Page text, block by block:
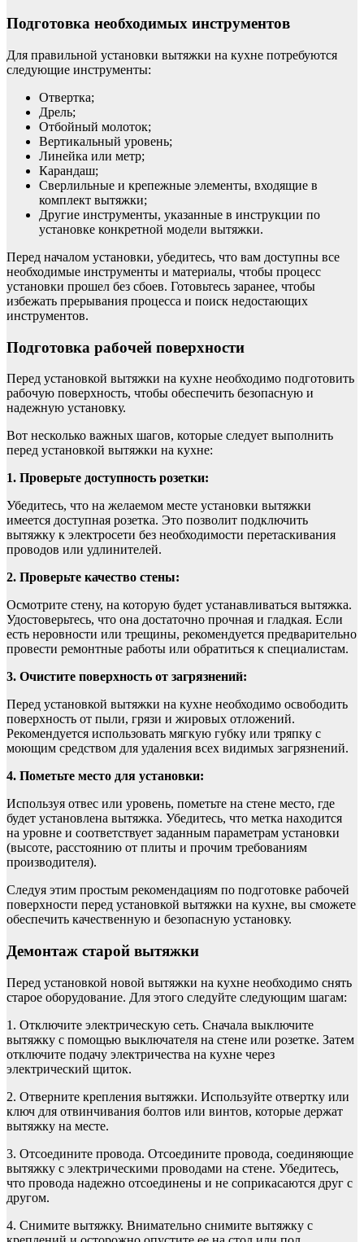
Подготовка необходимых инструментов
Для правильной установки вытяжки на кухне потребуются
следующие инструменты:
Отвертка;
Дрель;
Отбойный молоток;
Вертикальный уровень;
Линейка или метр;
Карандаш;
Сверлильные и крепежные элементы, входящие в
комплект вытяжки;
Другие инструменты, указанные в инструкции по
установке конкретной модели вытяжки.
Перед началом установки, убедитесь, что вам доступны все
необходимые инструменты и материалы, чтобы процесс
установки прошел без сбоев. Готовьтесь заранее, чтобы
избежать прерывания процесса и поиск недостающих
инструментов.
Подготовка рабочей поверхности
Перед установкой вытяжки на кухне необходимо подготовить
рабочую поверхность, чтобы обеспечить безопасную и
надежную установку.
Вот несколько важных шагов, которые следует выполнить
перед установкой вытяжки на кухне:
1. Проверьте доступность розетки:
Убедитесь, что на желаемом месте установки вытяжки
имеется доступная розетка. Это позволит подключить
вытяжку к электросети без необходимости перетаскивания
проводов или удлинителей.
2. Проверьте качество стены:
Осмотрите стену, на которую будет устанавливаться вытяжка.
Удостоверьтесь, что она достаточно прочная и гладкая. Если
есть неровности или трещины, рекомендуется предварительно
провести ремонтные работы или обратиться к специалистам.
3. Очистите поверхность от загрязнений:
Перед установкой вытяжки на кухне необходимо освободить
поверхность от пыли, грязи и жировых отложений.
Рекомендуется использовать мягкую губку или тряпку с
моющим средством для удаления всех видимых загрязнений.
4. Пометьте место для установки:
Используя отвес или уровень, пометьте на стене место, где
будет установлена вытяжка. Убедитесь, что метка находится
на уровне и соответствует заданным параметрам установки
(высоте, расстоянию от плиты и прочим требованиям
производителя).
Следуя этим простым рекомендациям по подготовке рабочей
поверхности перед установкой вытяжки на кухне, вы сможете
обеспечить качественную и безопасную установку.
Демонтаж старой вытяжки
Перед установкой новой вытяжки на кухне необходимо снять
старое оборудование. Для этого следуйте следующим шагам:
1. Отключите электрическую сеть. Сначала выключите
вытяжку с помощью выключателя на стене или розетке. Затем
отключите подачу электричества на кухне через
электрический щиток.
2. Отверните крепления вытяжки. Используйте отвертку или
ключ для отвинчивания болтов или винтов, которые держат
вытяжку на месте.
3. Отсоедините провода. Отсоедините провода, соединяющие
вытяжку с электрическими проводами на стене. Убедитесь,
что провода надежно отсоединены и не соприкасаются друг с
другом.
4. Снимите вытяжку. Внимательно снимите вытяжку с